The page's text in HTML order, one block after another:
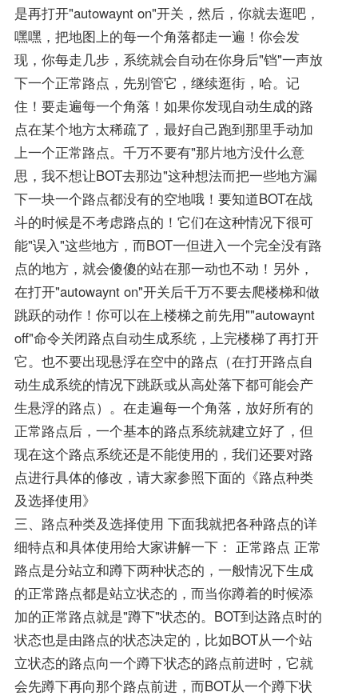
是再打开"autowaynt on"开关，然后，你就去逛吧，
嘿嘿，把地图上的每一个角落都走一遍！你会发
现，你每走几步，系统就会自动在你身后"铛"一声放
下一个正常路点，先别管它，继续逛街，哈。记
住！要走遍每一个角落！如果你发现自动生成的路
点在某个地方太稀疏了，最好自己跑到那里手动加
上一个正常路点。千万不要有"那片地方没什么意
思，我不想让BOT去那边"这种想法而把一些地方漏
下一块一个路点都没有的空地哦！要知道BOT在战
斗的时候是不考虑路点的！它们在这种情况下很可
能"误入"这些地方，而BOT一但进入一个完全没有路
点的地方，就会傻傻的站在那一动也不动！另外，
在打开"autowaynt on"开关后千万不要去爬楼梯和做
跳跃的动作！你可以在上楼梯之前先用""autowaynt
off"命令关闭路点自动生成系统，上完楼梯了再打开
它。也不要出现悬浮在空中的路点（在打开路点自
动生成系统的情况下跳跃或从高处落下都可能会产
生悬浮的路点）。在走遍每一个角落，放好所有的
正常路点后，一个基本的路点系统就建立好了，但
现在这个路点系统还是不能使用的，我们还要对路
点进行具体的修改，请大家参照下面的《路点种类
及选择使用》
三、路点种类及选择使用 下面我就把各种路点的详
细特点和具体使用给大家讲解一下： 正常路点 正常
路点是分站立和蹲下两种状态的，一般情况下生成
的正常路点都是站立状态的，而当你蹲着的时候添
加的正常路点就是"蹲下"状态的。BOT到达路点时的
状态也是由路点的状态决定的，比如BOT从一个站
立状态的路点向一个蹲下状态的路点前进时，它就
会先蹲下再向那个路点前进，而BOT从一个蹲下状